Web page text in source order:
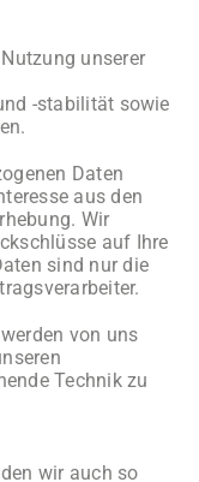
unserer
-stabilität sowie
Daten
aus den
Wir
auf Ihre
sind nur die
von uns
Technik zu
wir auch so